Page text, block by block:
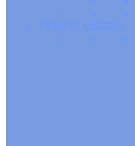
TEMPO LIBERO